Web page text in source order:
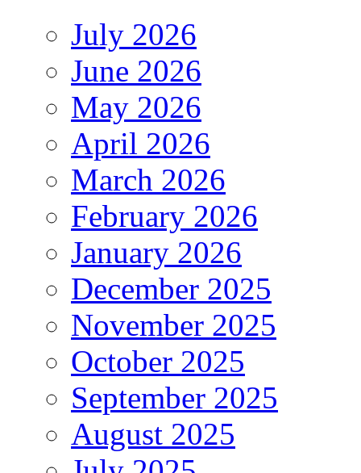
July 2026
June 2026
May 2026
April 2026
March 2026
February 2026
January 2026
December 2025
November 2025
October 2025
September 2025
August 2025